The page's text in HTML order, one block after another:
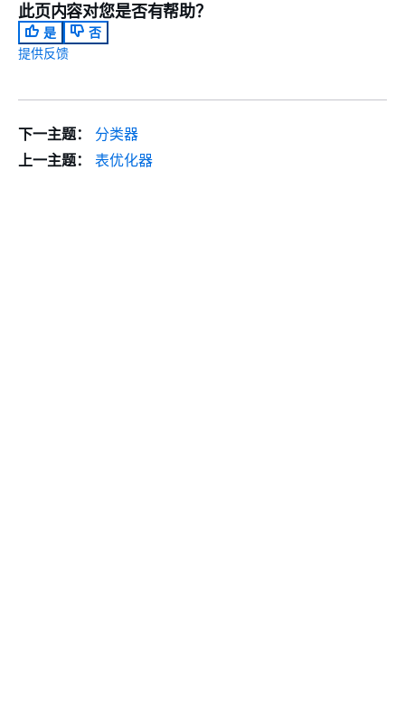
此页内容对您是否有帮助？
是
否
提供反馈
下一主题：
分类器
上一主题：
表优化器